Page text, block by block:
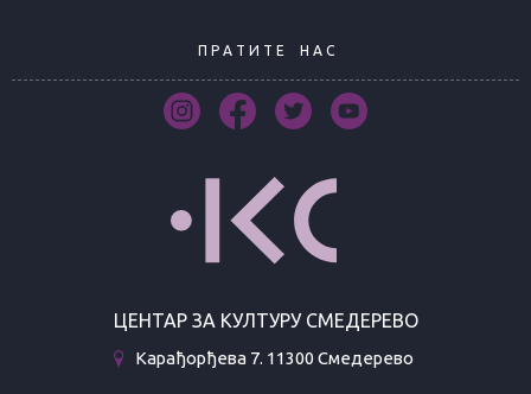
П Р А Т И Т Е Н А С
ЦЕНТАР ЗА КУЛТУРУ СМЕДЕРЕВО
Карађорђева 7. 11300 Смедерево